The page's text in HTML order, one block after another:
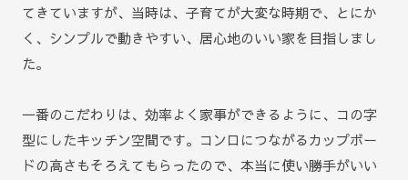
てきていますが、当時は、子育てが大変な時期で、とにか
く、シンプルで動きやすい、居心地のいい家を目指しまし
た。
一番のこだわりは、効率よく家事ができるように、コの字
型にしたキッチン空間です。コンロにつながるカップボー
ドの高さもそろえてもらったので、本当に使い勝手がいい